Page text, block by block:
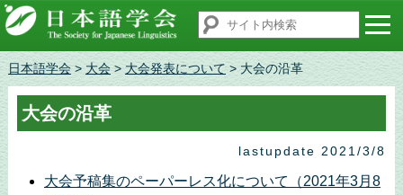
日本語学会> 大会> 大会発表について > 大会の沿革
大会の沿革
lastupdate 2021/3/8
大会予稿集のペーパーレス化について（2021年3月8